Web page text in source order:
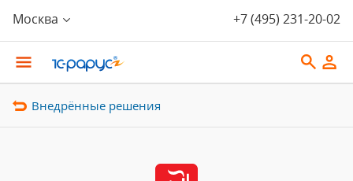
Москва +7 (495) 231-20-02
Внедрённые решения